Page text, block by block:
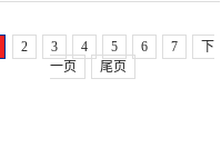
2 3 4 5 6 7
下
一页
尾页